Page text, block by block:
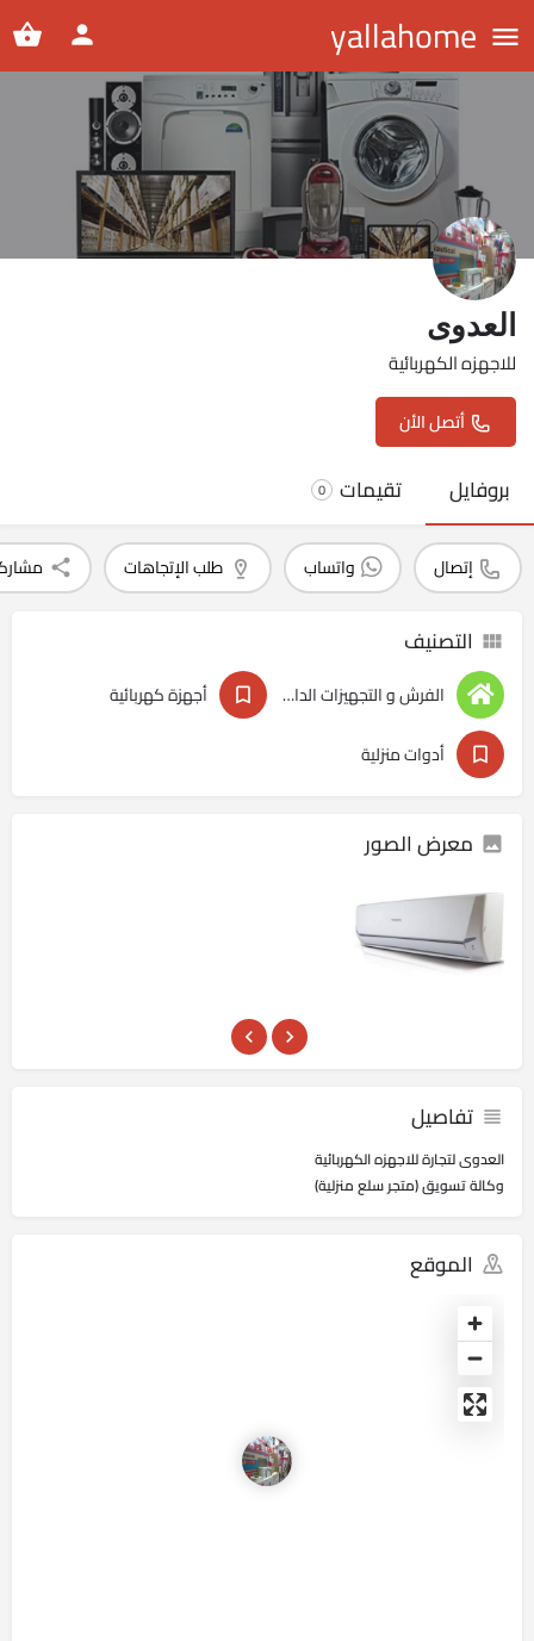
yallahome
العدوى
للاجهزه الكهربائية
أتصل الأن
بروفايل تقيمات 0
إتصال واتساب طلب الإتجاهات
التصنيف
الفرش و التجهيزات الداخليه
أجهزة كهربائية
أدوات منزلية
معرض الصور
تفاصيل
العدوى لتجارة للاجهزه الكهربائية
وكالة تسويق (متجر سلع منزلية)
الموقع